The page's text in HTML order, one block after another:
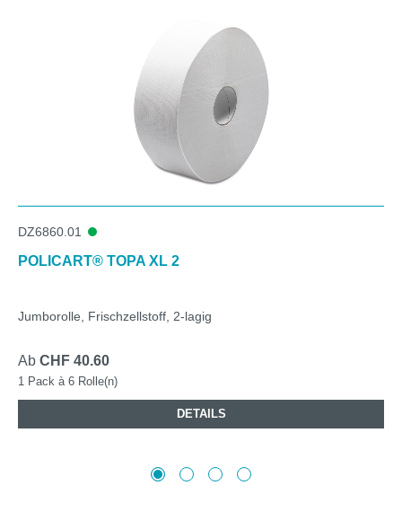
DZ6860.01
POLICART® TOPA XL 2
Jumborolle, Frischzellstoff, 2-lagig
Ab CHF 40.60
1 Pack à 6 Rolle(n)
DETAILS